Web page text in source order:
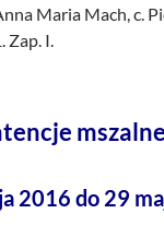
Maria Mach, c.
Zap. I.
mszalne
2016 do 29